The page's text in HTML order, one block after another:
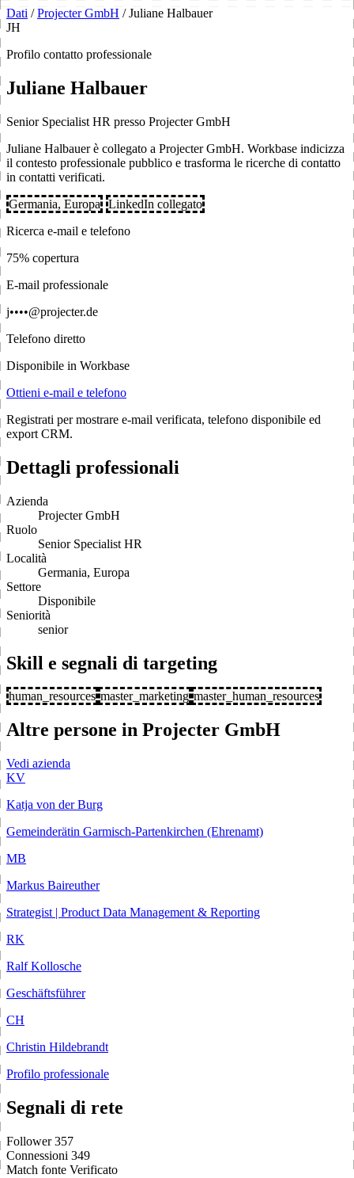
Dati / Projecter GmbH / Juliane Halbauer
JH
Profilo contatto professionale
Juliane Halbauer
Senior Specialist HR presso Projecter GmbH
Juliane Halbauer è collegato a Projecter GmbH. Workbase indicizza
il contesto professionale pubblico e trasforma le ricerche di contatto
in contatti verificati.
Germania, Europa
LinkedIn collegato
Ricerca e-mail e telefono
75% copertura
E-mail professionale
j••••@projecter.de
Telefono diretto
Disponibile in Workbase
Ottieni e-mail e telefono
Registrati per mostrare e-mail verificata, telefono disponibile ed
export CRM.
Dettagli professionali
Azienda
Projecter GmbH
Ruolo
Senior Specialist HR
Località
Germania, Europa
Settore
Disponibile
Seniorità
senior
Skill e segnali di targeting
human_resources master_marketing master_human_resources
Altre persone in Projecter GmbH
Vedi azienda
KV
Katja von der Burg
Gemeinderätin Garmisch-Partenkirchen (Ehrenamt)
MB
Markus Baireuther
Strategist | Product Data Management & Reporting
RK
Ralf Kollosche
Geschäftsführer
CH
Christin Hildebrandt
Profilo professionale
Segnali di rete
Follower 357
Connessioni 349
Match fonte Verificato